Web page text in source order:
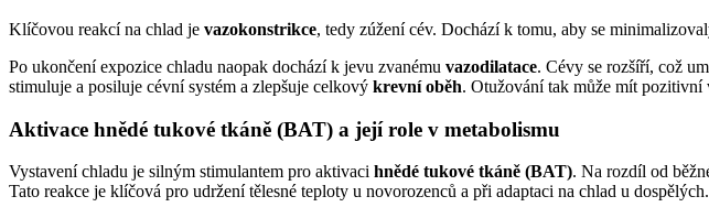
Klíčovou reakcí na chlad je vazokonstrikce, tedy zúžení cév. Dochází k tomu, aby se
Po ukončení expozice chladu naopak dochází k jevu zvanému vazodilatace. Cévy se rozšíří, což
stimuluje a posiluje cévní systém a zlepšuje celkový krevní oběh. Otužování tak může mít pozitivní
Aktivace hnědé tukové tkáně (BAT) a její role v metabolismu
Vystavení chladu je silným stimulantem pro aktivaci hnědé tukové tkáně (BAT). Na rozdíl od
Tato reakce je klíčová pro udržení tělesné teploty u novorozenců a při adaptaci na chlad u dospělých.